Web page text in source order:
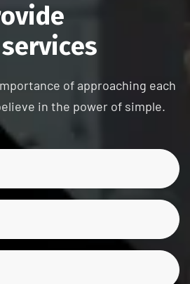
ovide
services
of approaching each
in the power of simple.